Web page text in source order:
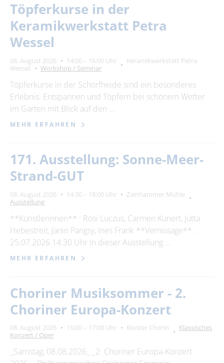
Töpferkurse in der
Keramikwerkstatt Petra
Wessel
08. August 2026 14:00 – 16:00 Uhr
Keramikwerkstatt Petra
Wessel
Workshop / Seminar
Töpferkurse in der Schorfheide sind ein besonderes
Erlebnis. Entspannen und Töpfern bei schönem Wetter
im Garten mit Blick auf den …
MEHR ERFAHREN
171. Ausstellung: Sonne-Meer-
Strand-GUT
08. August 2026 14:30 – 18:00 Uhr
Zainhammer Mühle
Ausstellung
**Künstlerinnen** : Rosi Luczus, Carmen Kunert, Jutta
Hebestreit, Janin Pangsy, Ines Frank **Vernissage** :
25.07.2026 14:30 Uhr In dieser Ausstellung …
MEHR ERFAHREN
Choriner Musiksommer - 2.
Choriner Europa-Konzert
08. August 2026 15:00 – 17:00 Uhr Kloster Chorin
Klassisches
Konzert / Oper
_Samstag, 08.08.2026_ _2. Choriner Europa-Konzert